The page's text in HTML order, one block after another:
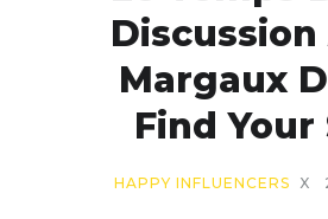
Discussion
Margaux
Find Your
HAPPY INFLUENCERS X